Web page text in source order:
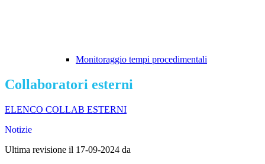
Monitoraggio tempi procedimentali
Collaboratori esterni
ELENCO COLLAB ESTERNI
Notizie
Ultima revisione il 17-09-2024 da